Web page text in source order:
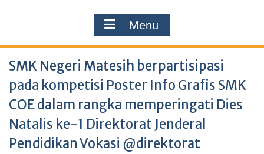
Menu
SMK Negeri Matesih berpartisipasi
pada kompetisi Poster Info Grafis SMK
COE dalam rangka memperingati Dies
Natalis ke-1 Direktorat Jenderal
Pendidikan Vokasi @direktorat